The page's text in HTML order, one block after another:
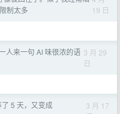
制太多
19 日
人来一句 AI 味很浓的语 3 月 29
日
5 天，又变成
3 月 17